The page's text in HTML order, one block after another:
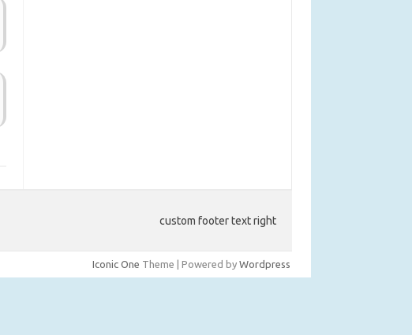
custom footer text right
Iconic One Theme | Powered by Wordpress